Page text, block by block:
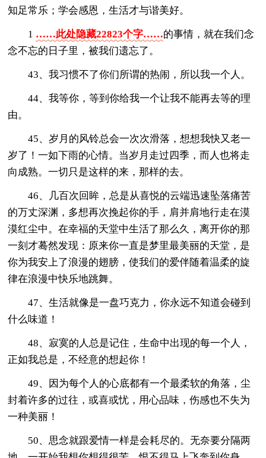
知足常乐；学会感恩，生活才与谐美好。
1 ……此处隐藏22823个字……的事情，就在我们念
念不忘的日子里，被我们遗忘了。
43、我习惯不了你们所谓的热闹，所以我一个人。
44、我等你，等到你给我一个让我不能再去等的理
由。
45、岁月的风铃总会一次次滑落，想想我快又老一
岁了！一如下雨的心情。当岁月走过四季，而人也将走
向成熟。一切只是这样的来，那样的去。
46、几百次回眸，总是从喜悦的云端迅速坠落痛苦
的万丈深渊，多想再次挽起你的手，肩并肩地行走在漠
漠红尘中。在幸福的天堂中生活了那么久，离开你的那
一刻才蓦然发现：原来你一直是梦里最美丽的天堂，是
你为我安上了浪漫的翅膀，使我们的爱伴随着温柔的旋
律在浪漫中快乐地跳舞。
47、生活就像是一盘巧克力，你永远不知道会碰到
什么味道！
48、寂寞的人总是记住，生命中出现的每一个人，
正如我总是，不经意的想起你！
49、因为每个人的心底都有一个最柔软的角落，尘
封着许多的过往，或喜或忧，用心品味，伤感也不失为
一种美丽！
50、思念就跟爱情一样是会耗尽的。无奈要分隔两